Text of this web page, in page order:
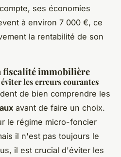
ses économies
à environ 7 000 €, ce
la rentabilité de son
fiscalité immobilière
les erreurs courantes
de bien comprendre les
avant de faire un choix.
le régime micro-foncier
il n'est pas toujours le
il est crucial d'éviter les